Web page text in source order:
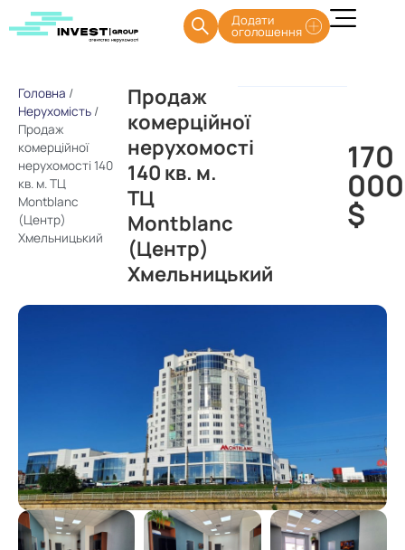
Додати
оголошення
Головна /
Нерухомість /
Продаж
комерційної
нерухомості 140
кв. м. ТЦ
Montblanc
(Центр)
Хмельницький
Продаж
комерційної
нерухомості
140 кв. м.
ТЦ
Montblanc
(Центр)
Хмельницький
170
000
$